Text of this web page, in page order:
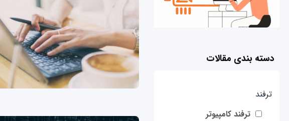
دسته بندی مقالات
ترفند
ترفند کامپیوتر